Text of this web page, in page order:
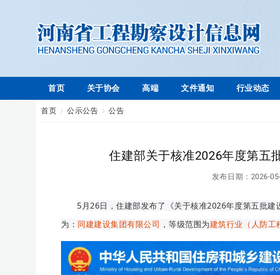
首页 关于协会 高端 文件通知 行业动态
首页 公示公告 公告
住建部关于核准2026年度第五
发布日期： 2026-
5月26日，住建部发布了《关于核准2026年度第五批
为： 同建建设集团有限公司 ，等级范围为建筑行业（人防工